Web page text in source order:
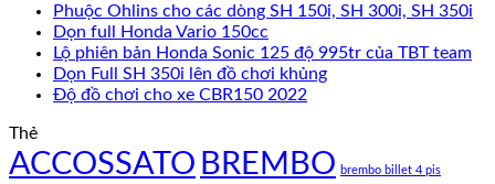
Phuộc Ohlins cho các dòng SH 150i, SH 300i, SH 350i
Dọn full Honda Vario 150cc
Lộ phiên bản Honda Sonic 125 độ 995tr của TBT team
Dọn Full SH 350i lên đồ chơi khủng
Độ đồ chơi cho xe CBR150 2022
Thẻ
ACCOSSATO BREMBO brembo billet 4 pis